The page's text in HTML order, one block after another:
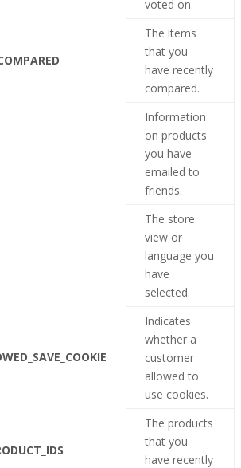
voted on.
The items
that you
have recently
compared.
Information
on products
you have
emailed to
friends.
The store
view or
language you
have
selected.
Indicates
whether a
customer
allowed to
use cookies.
The products
that you
have recently